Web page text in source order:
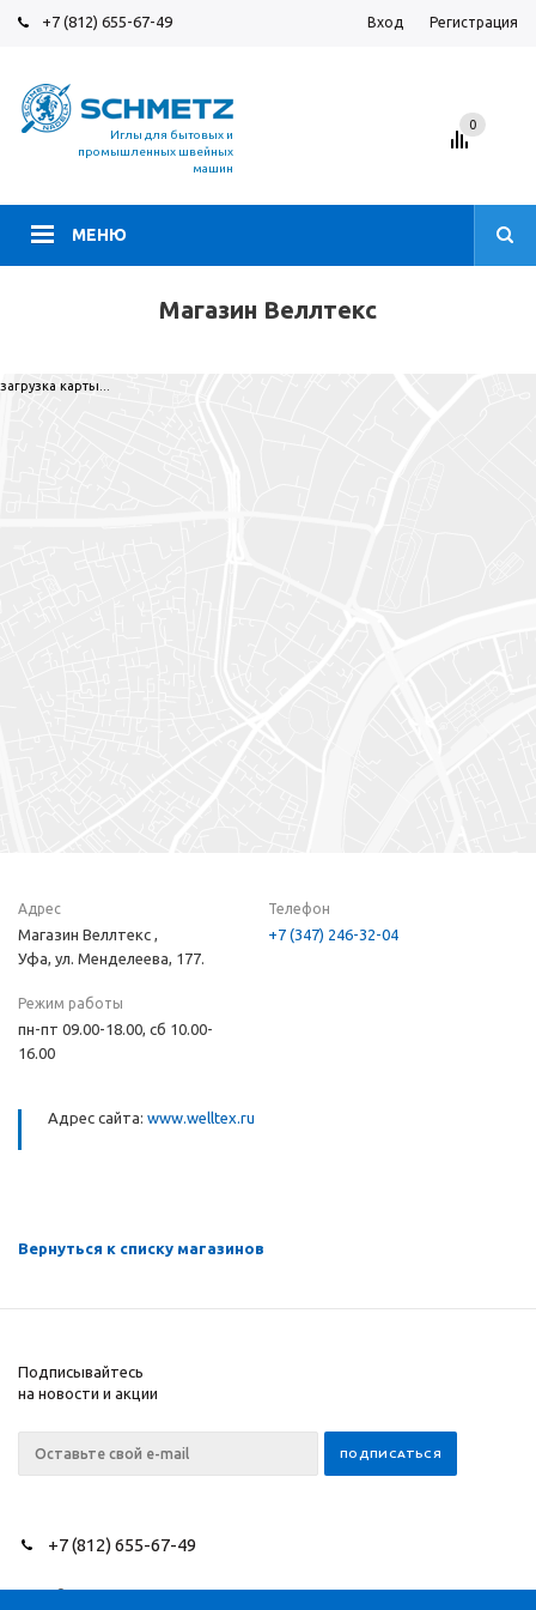
+7 (812) 655-67-49 Вход Регистрация
Иглы для бытовых и
промышленных швейных
машин
МЕНЮ
0
Магазин Веллтекс
загрузка карты...
Адрес
Магазин Веллтекс ,
Уфа, ул. Менделеева, 177.
Телефон
+7 (347) 246-32-04
Режим работы
пн-пт 09.00-18.00, сб 10.00-
16.00
Адрес сайта: www.welltex.ru
Вернуться к списку магазинов
Подписывайтесь
на новости и акции
+7 (812) 655-67-49
2026 © NEEDLES SINCE